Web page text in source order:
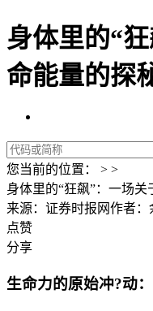
身体里的“
命能量的探
您当前的位置： > >
身体里的“狂飙”：一场
来源：证券时报网作者：
点赞
分享
生命力的原始冲?动